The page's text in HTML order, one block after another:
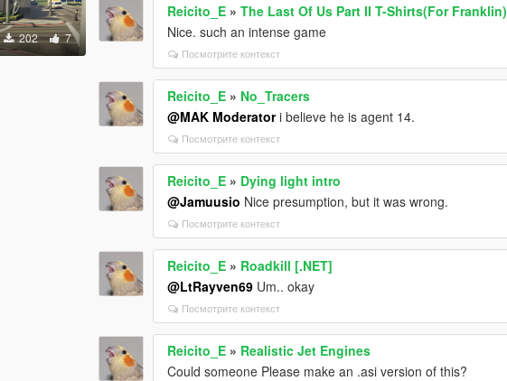
202 7
Reicito_E »The Last Of Us Part II T-Shirts(For Franklin)
Nice. such an intense game
Посмотрите контекст
Reicito_E » No_Tracers
@MAK Moderatori believe he is agent 14.
Посмотрите контекст
Reicito_E » Dying light intro
@Jamuusio Nice presumption, but it was wrong.
Посмотрите контекст
Reicito_E » Roadkill [.NET]
@LtRayven69 Um.. okay
Посмотрите контекст
Reicito_E » Realistic Jet Engines
Could someone Please make an .asi version of this?